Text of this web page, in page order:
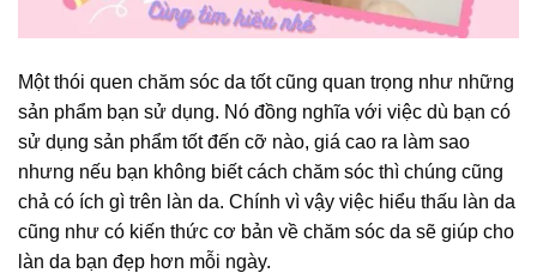
Một thói quen chăm sóc da tốt cũng quan trọng như những
sản phẩm bạn sử dụng. Nó đồng nghĩa với việc dù bạn có
sử dụng sản phẩm tốt đến cỡ nào, giá cao ra làm sao
nhưng nếu bạn không biết cách chăm sóc thì chúng cũng
chả có ích gì trên làn da. Chính vì vậy việc hiểu thấu làn da
cũng như có kiến thức cơ bản về chăm sóc da sẽ giúp cho
làn da bạn đẹp hơn mỗi ngày.